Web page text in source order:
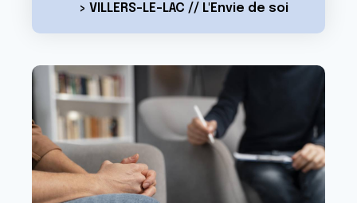
> VILLERS-LE-LAC // L'Envie de soi